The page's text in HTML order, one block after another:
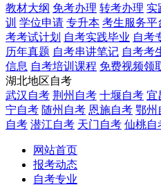
教材大纲 免考办理 转考办理 实
训 学位申请 专升本 考生服务平
考考试计划 自考实践毕业 自考
历年真题 自考串讲笔记 自考考
信息 自考培训课程 免费视频领
湖北地区自考
武汉自考 荆州自考 十堰自考 宜
宁自考 随州自考 恩施自考 鄂州
自考 潜江自考 天门自考 仙桃自
网站首页
报考动态
自考专业